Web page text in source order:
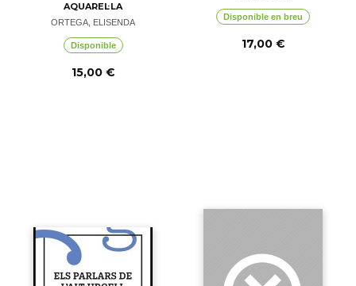
AQUAREL·LA
ORTEGA, ELISENDA
Disponible
15,00 €
Disponible en breu
17,00 €